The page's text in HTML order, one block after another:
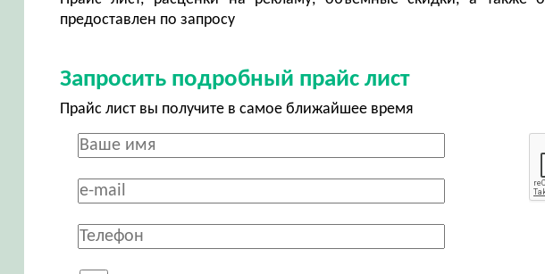
предоставлен по запросу
Запросить подробный прайс лист
Прайс лист вы получите в самое ближайшее время